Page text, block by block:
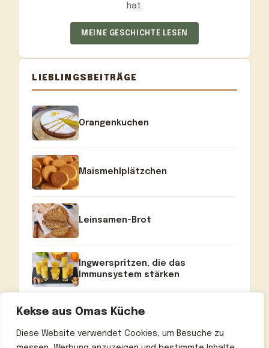
Kekse aus Omas Küche
Diese Website verwendet Cookies, um Besuche zu
hat.
MEINE GESCHICHTE LESEN
LIEBLINGSBEITRÄGE
Orangenkuchen
Maismehlplätzchen
Leinsamen-Brot
Ingwerspritzen, die das
Immunsystem stärken